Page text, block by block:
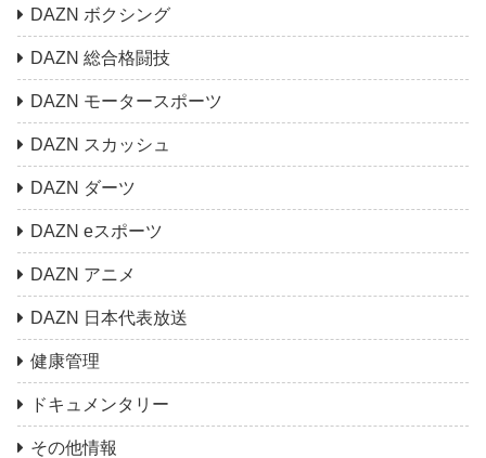
DAZN ボクシング
DAZN 総合格闘技
DAZN モータースポーツ
DAZN スカッシュ
DAZN ダーツ
DAZN eスポーツ
DAZN アニメ
DAZN 日本代表放送
健康管理
ドキュメンタリー
その他情報